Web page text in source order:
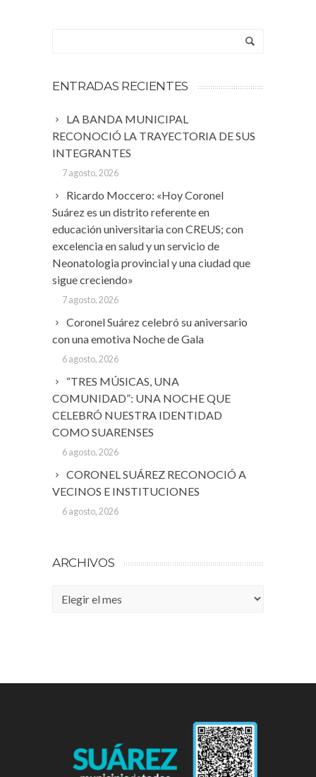
ENTRADAS RECIENTES
LA BANDA MUNICIPAL
RECONOCIÓ LA TRAYECTORIA DE SUS
INTEGRANTES
7 agosto, 2026
Ricardo Moccero: «Hoy Coronel
Suárez es un distrito referente en
educación universitaria con CREUS; con
excelencia en salud y un servicio de
Neonatologia provincial y una ciudad que
sigue creciendo»
7 agosto, 2026
Coronel Suárez celebró su aniversario
con una emotiva Noche de Gala
6 agosto, 2026
“TRES MÚSICAS, UNA
COMUNIDAD”: UNA NOCHE QUE
CELEBRÓ NUESTRA IDENTIDAD
COMO SUARENSES
6 agosto, 2026
CORONEL SUÁREZ RECONOCIÓ A
VECINOS E INSTITUCIONES
6 agosto, 2026
ARCHIVOS
Archivos